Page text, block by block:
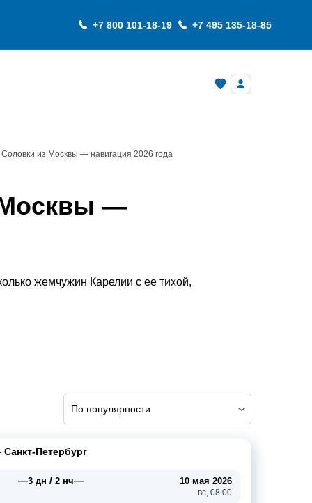
+7 800 101-18-19 +7 495 135-18-85
из Москвы — навигация 2026 года
Москвы —
жемчужин Карелии с ее тихой,
По популярности
Санкт-Петербург
—3 дн / 2 нч— 10 мая 2026
вс, 08:00